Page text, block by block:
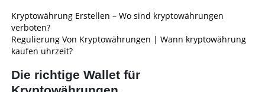
Kryptowährung Erstellen – Wo sind kryptowährungen
verboten?
Regulierung Von Kryptowährungen | Wann kryptowährung
kaufen uhrzeit?
Die richtige Wallet für